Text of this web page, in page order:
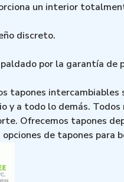
un interior
discreto.
por la garantía de
tapones intercambiables
y a todo lo demás.
Ofrecemos tapones
opciones de tapones para